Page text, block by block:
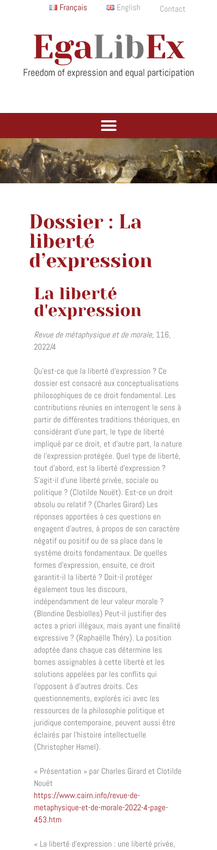
Français English Contact
Dossier : La
liberté
d’expression
La liberté
d'expression
Revue de métaphysique et de morale, 116,
2022/4
Qu’est-ce que la liberté d’expression ? Ce
dossier est consacré aux conceptualisations
philosophiques de ce droit fondamental. Les
contributions réunies en interrogent le sens à
partir de différentes traditions théoriques, en
considérant d’une part, le type de liberté
impliqué par ce droit, et d’autre part, la nature
de l’expression protégée. Quel type de liberté,
tout d’abord, est la liberté d’expression ?
S’agit-il d’une liberté privée, sociale ou
politique ? (Clotilde Nouët). Est-ce un droit
absolu ou relatif ? (Charles Girard) Les
réponses apportées à ces questions en
engagent d’autres, à propos de son caractère
négatif ou positif ou de sa place dans le
système droits fondamentaux. De quelles
formes d’expression, ensuite, ce droit
garantit-il la liberté ? Doit-il protéger
également tous les discours,
indépendamment de leurvaleur morale ?
(Blondine Desbiolles) Peut-il justifier des
actes a priori illégaux, mais ayant une finalité
expressive ? (Raphaëlle Théry). La position
adoptée dans chaque cas détermine les
bornes assignables à cette liberté et les
solutions appelées par les conflits qui
l’opposent à d’autres droits. Ces
questionnements, explorés ici avec les
ressources de la philosophie politique et
juridique contemporaine, peuvent aussi être
éclairés par l’histoire intellectuelle
(Christopher Hamel).
« Présentation » par Charles Girard et Clotilde
Nouët
https://www.cairn.info/revue-de-
metaphysique-et-de-morale-2022-4-page-
453.htm
« La liberté d’expression : une liberté privée,